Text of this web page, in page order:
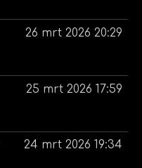
26 mrt 2026 20:29
25 mrt 2026 17:59
24 mrt 2026 19:34